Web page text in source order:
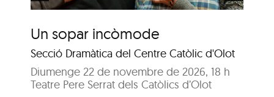
Un sopar incòmode
Secció Dramàtica del Centre Catòlic d'Olot
Diumenge 22 de novembre de 2026, 18 h
Teatre Pere Serrat dels Catòlics d’Olot